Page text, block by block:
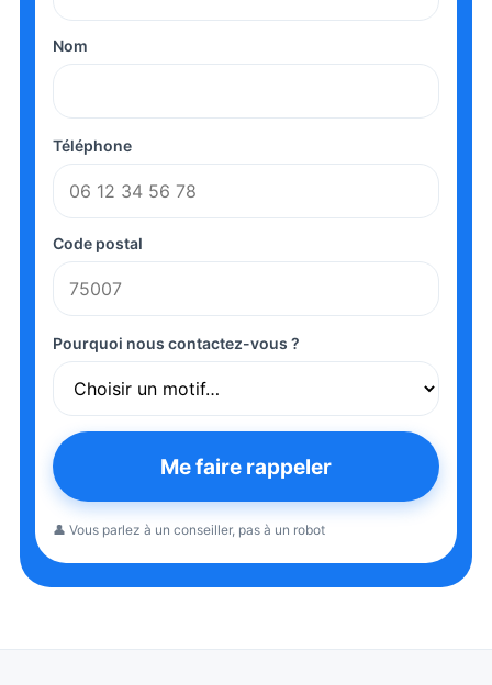
Nom
Téléphone
Code postal
Pourquoi nous contactez-vous ?
Me faire rappeler
👤 Vous parlez à un conseiller, pas à un robot